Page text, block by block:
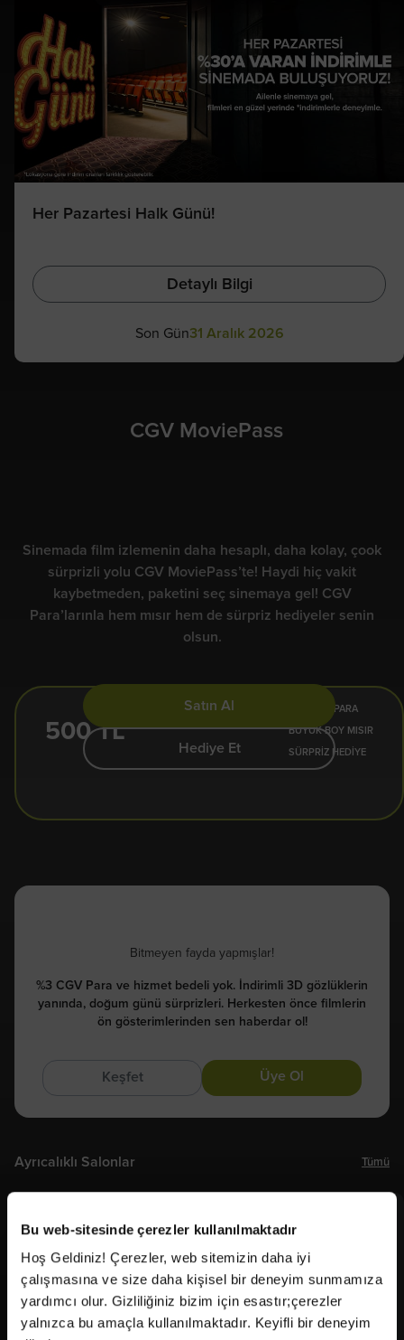
Bu web-sitesinde çerezler kullanılmaktadır
Hoş Geldiniz! Çerezler, web sitemizin daha iyi
çalışmasına ve size daha kişisel bir deneyim sunmamıza
yardımcı olur. Gizliliğiniz bizim için esastır;çerezler
yalnızca bu amaçla kullanılmaktadır. Keyifli bir deneyim
Her Pazartesi Halk Günü!
Detaylı Bilgi
Son Gün31 Aralık 2026
CGV MoviePass
Sinemada film izlemenin daha hesaplı, daha kolay, çook
sürprizli yolu CGV MoviePass’te! Haydi hiç vakit
kaybetmeden, paketini seç sinemaya gel! CGV
Para’larınla hem mısır hem de sürpriz hediyeler senin
olsun.
500 TL
500 CGV PARA
BÜYÜK BOY MISIR
SÜRPRİZ HEDİYE
Satın Al
Hediye Et
Bitmeyen fayda yapmışlar!
%3 CGV Para ve hizmet bedeli yok. İndirimli 3D gözlüklerin
yanında, doğum günü sürprizleri. Herkesten önce filmlerin
ön gösterimlerinden sen haberdar ol!
Keşfet Üye Ol
Ayrıcalıklı Salonlar Tümü
Bugüne Dek Yaratılmış “Gerçeğe En Yakın” Sinema
Teknolojisi!
İncele